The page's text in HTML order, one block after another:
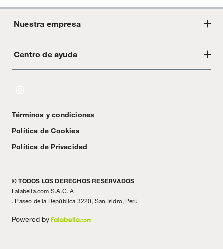
Nuestra empresa
Acerca de Crate
Centro de ayuda
Textos Legales
Términos y condiciones
Política de Cookies
Política de Privacidad
© TODOS LOS DERECHOS RESERVADOS
Falabella.com S.A.C. A
. Paseo de la República 3220, San Isidro, Perú
Powered by